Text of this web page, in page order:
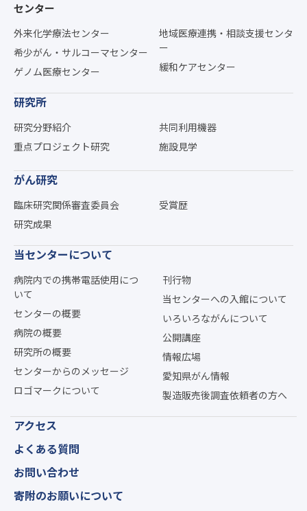
センター
外来化学療法センター
希少がん・サルコーマセンター
ゲノム医療センター
地域医療連携・相談支援センタ
ー
緩和ケアセンター
研究所
研究分野紹介
重点プロジェクト研究
共同利用機器
施設見学
がん研究
臨床研究関係審査委員会
研究成果
受賞歴
当センターについて
病院内での携帯電話使用につ
いて
センターの概要
病院の概要
研究所の概要
センターからのメッセージ
ロゴマークについて
刊行物
当センターへの入館について
いろいろながんについて
公開講座
情報広場
愛知県がん情報
製造販売後調査依頼者の方へ
アクセス
よくある質問
お問い合わせ
寄附のお願いについて